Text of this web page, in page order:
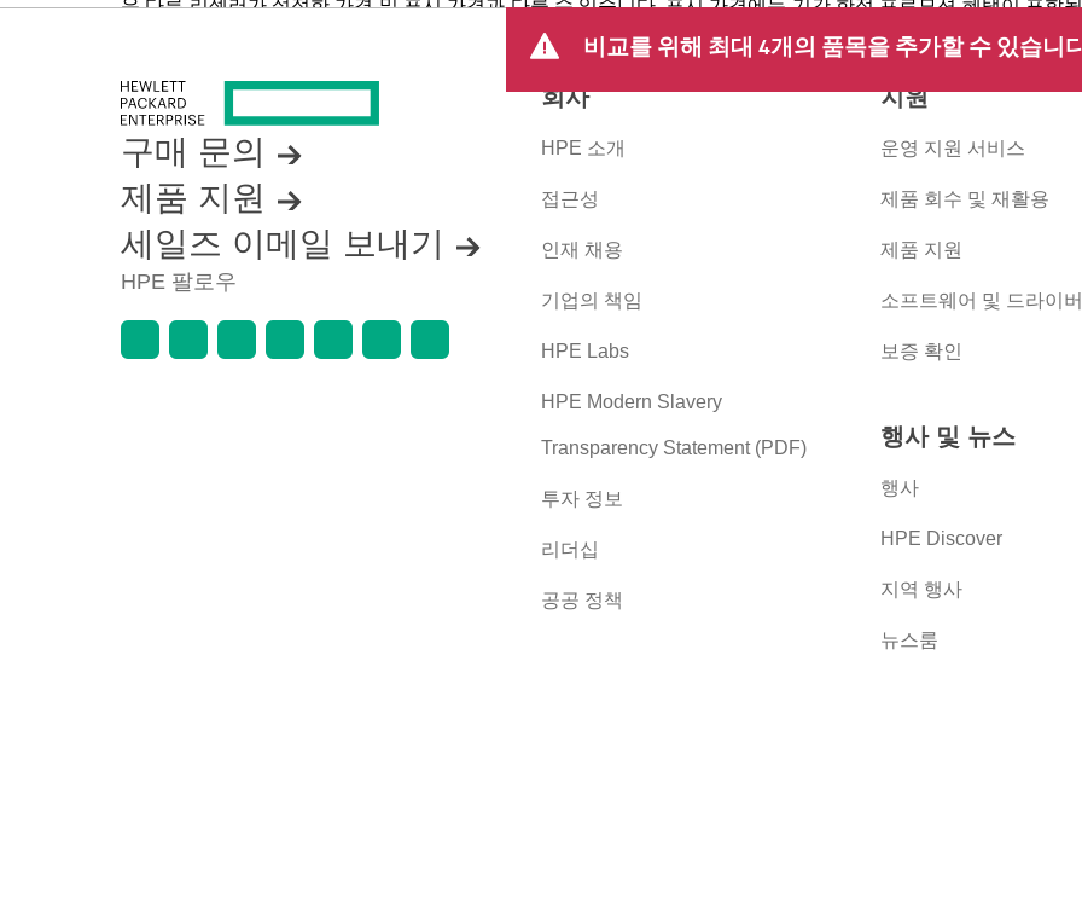
품 가용성 제한, 프로모션 수명 종료, 광고 오류 등을 포함하되 이에 국한되지 않는 사유로 언제든지 가격을 조정
비교를 위해 최대 4개의 품목을 추가할 수 있습니
구매 문의
제품 지원
세일즈 이메일 보내기
HPE 팔로우
회사
HPE 소개
접근성
인재 채용
기업의 책임
HPE Labs
HPE Modern Slavery
Transparency Statement (PDF)
투자 정보
리더십
공공 정책
지원
운영 지원 서비스
제품 회수 및 재활용
제품 지원
소프트웨어 및 드라이
보증 확인
행사 및 뉴스
행사
HPE Discover
지역 행사
뉴스룸